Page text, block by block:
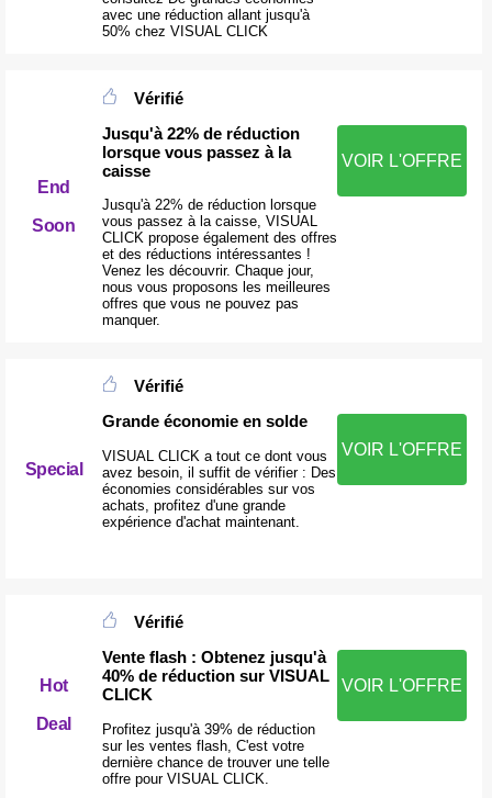
avec une réduction allant jusqu'à
50% chez VISUAL CLICK
End
Soon
Vérifié
Jusqu'à 22% de réduction
lorsque vous passez à la
caisse
Jusqu'à 22% de réduction lorsque
vous passez à la caisse, VISUAL
CLICK propose également des offres
et des réductions intéressantes !
Venez les découvrir. Chaque jour,
nous vous proposons les meilleures
offres que vous ne pouvez pas
manquer.
VOIR L'OFFRE
Special
Vérifié
Grande économie en solde
VISUAL CLICK a tout ce dont vous
avez besoin, il suffit de vérifier : Des
économies considérables sur vos
achats, profitez d'une grande
expérience d'achat maintenant.
VOIR L'OFFRE
Hot
Deal
Vérifié
Vente flash : Obtenez jusqu'à
40% de réduction sur VISUAL
CLICK
Profitez jusqu'à 39% de réduction
sur les ventes flash, C'est votre
dernière chance de trouver une telle
offre pour VISUAL CLICK.
VOIR L'OFFRE